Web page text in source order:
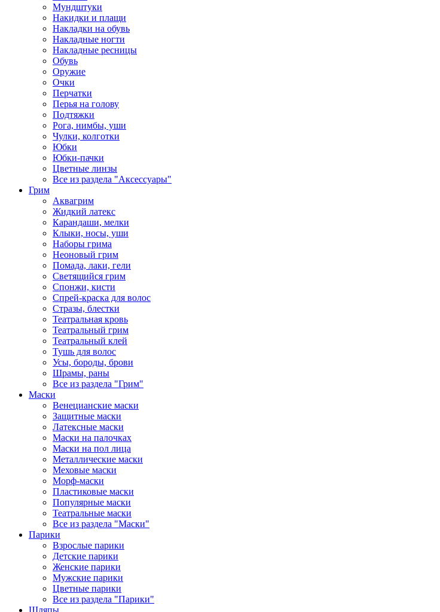
Мундштуки
Накидки и плащи
Накладки на обувь
Накладные ногти
Накладные ресницы
Обувь
Оружие
Очки
Перчатки
Перья на голову
Подтяжки
Рога, нимбы, уши
Чулки, колготки
Юбки
Юбки-пачки
Цветные линзы
Все из раздела "Аксессуары"
Грим
Аквагрим
Жидкий латекс
Карандаши, мелки
Клыки, носы, уши
Наборы грима
Неоновый грим
Помада, лаки, гели
Светящийся грим
Спонжи, кисти
Спрей-краска для волос
Стразы, блестки
Театральная кровь
Театральный грим
Театральный клей
Тушь для волос
Усы, бороды, брови
Шрамы, раны
Все из раздела "Грим"
Маски
Венецианские маски
Защитные маски
Латексные маски
Маски на палочках
Маски на пол лица
Металлические маски
Меховые маски
Морф-маски
Пластиковые маски
Популярные маски
Театральные маски
Все из раздела "Маски"
Парики
Взрослые парики
Детские парики
Женские парики
Мужские парики
Цветные парики
Все из раздела "Парики"
Шляпы